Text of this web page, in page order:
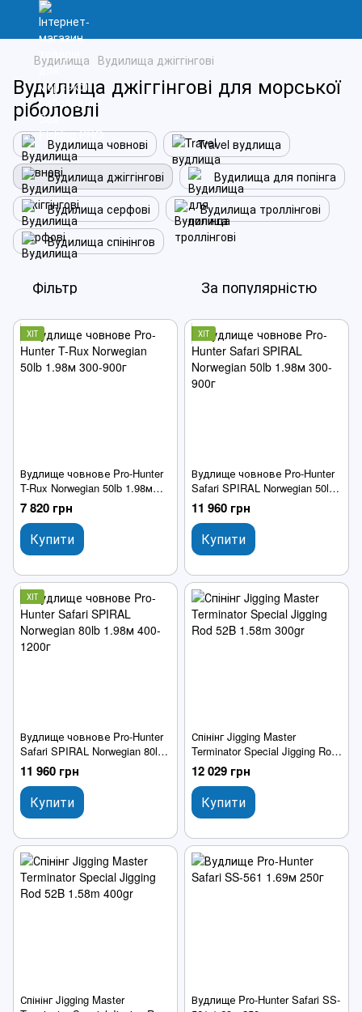
Вудилища Вудилища джіггінгові
Вудилища джіггінгові для морської
ріболовлі
Вудилища човнові
Travel вудлища
Вудилища джіггінгові
Вудилища для попінга
Вудилища серфові
Вудилища троллінгові
Вудилища спінінгов
Фільтр За популярністю
ХІТ
Вудлище човнове Pro-Hunter
T-Rux Norwegian 50lb 1.98м
300-900г
7 820 грн
Купити
ХІТ
Вудлище човнове Pro-Hunter
Safari SPIRAL Norwegian 50lb
1.98м 300-900г
11 960 грн
Купити
ХІТ
Вудлище човнове Pro-Hunter
Safari SPIRAL Norwegian 80lb
1.98м 400-1200г
11 960 грн
Купити
Спінінг Jigging Master
Terminator Special Jigging Rod
52B 1.58m 300gr
12 029 грн
Купити
Спінінг Jigging Master
Вудлище Pro-Hunter Safari SS-